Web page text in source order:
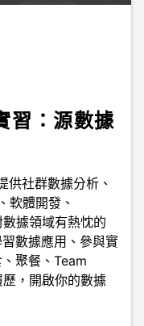
：源數據
社群數據分析、
軟體開發、
據領域有熱忱的
數據應用、參與實
聚餐、Team
，開啟你的數據